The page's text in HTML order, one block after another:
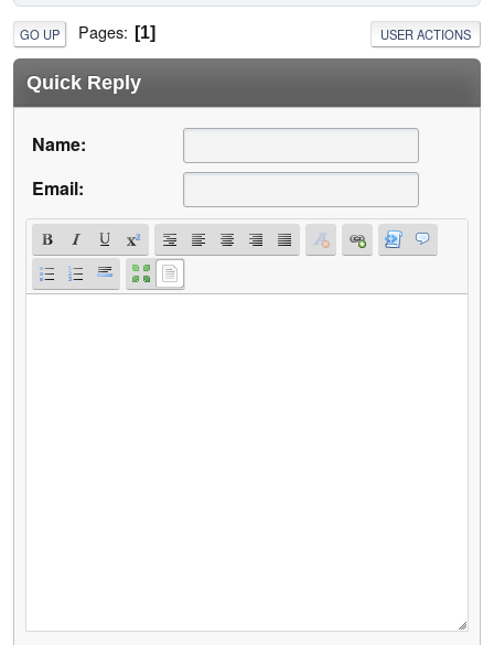
GO UP Pages 1 USER ACTIONS
Quick Reply
Name:
Email: